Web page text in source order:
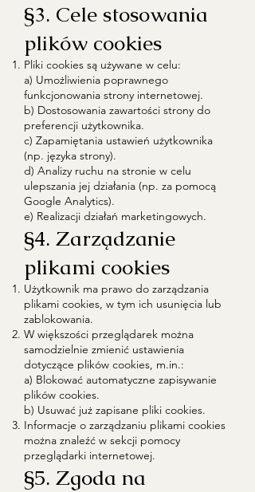
§3. Cele stosowania
plików cookies
Pliki cookies są używane w celu:
a) Umożliwienia poprawnego
funkcjonowania strony internetowej.
b) Dostosowania zawartości strony do
preferencji użytkownika.
c) Zapamiętania ustawień użytkownika
(np. języka strony).
d) Analizy ruchu na stronie w celu
ulepszania jej działania (np. za pomocą
Google Analytics).
e) Realizacji działań marketingowych.
§4. Zarządzanie
plikami cookies
Użytkownik ma prawo do zarządzania
plikami cookies, w tym ich usunięcia lub
zablokowania.
W większości przeglądarek można
samodzielnie zmienić ustawienia
dotyczące plików cookies, m.in.:
a) Blokować automatyczne zapisywanie
plików cookies.
b) Usuwać już zapisane pliki cookies.
Informacje o zarządzaniu plikami cookies
można znaleźć w sekcji pomocy
przeglądarki internetowej.
§5. Zgoda na